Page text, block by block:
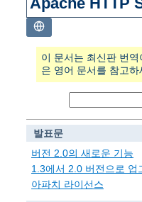
이 문서는 최신판 번
은 영어 문서를 참고하
발표문
버전 2.0의 새로운 기능
1.3에서 2.0 버전으로 업
아파치 라이선스